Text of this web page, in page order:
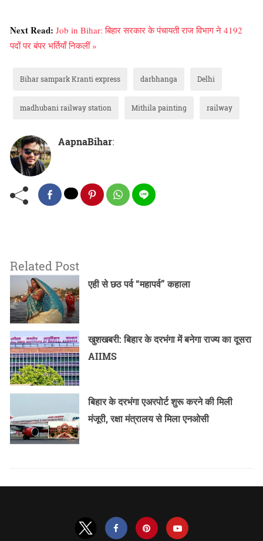
Next Read: Job in Bihar: बिहार सरकार के पंचायती राज विभाग ने 4192
पदों पर बंपर भर्तियाँ निकलीं »
Bihar sampark Kranti express darbhanga Delhi
madhubani railway station Mithila painting railway
AapnaBihar:
Related Post
एही से छठ पर्व “महापर्व” कहाला
खुशखबरी: बिहार के दरभंगा में बनेगा राज्य का दूसरा
AIIMS
बिहार के दरभंगा एअरपोर्ट शुरू करने की मिली
मंजूरी, रक्षा मंत्रालय से मिला एनओसी